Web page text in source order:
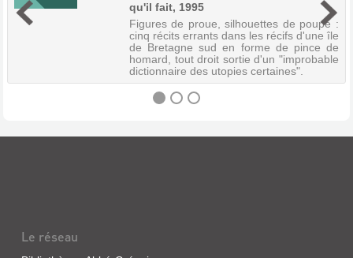
qu'il fait, 1995
Figures de proue, silhouettes de poupe :
cinq récits errants dans les récifs d'une île
de Bretagne sud en forme de pince de
homard, tout droit sortie d'un "improbable
dictionnaire des utopies certaines".
CINQ
Le réseau